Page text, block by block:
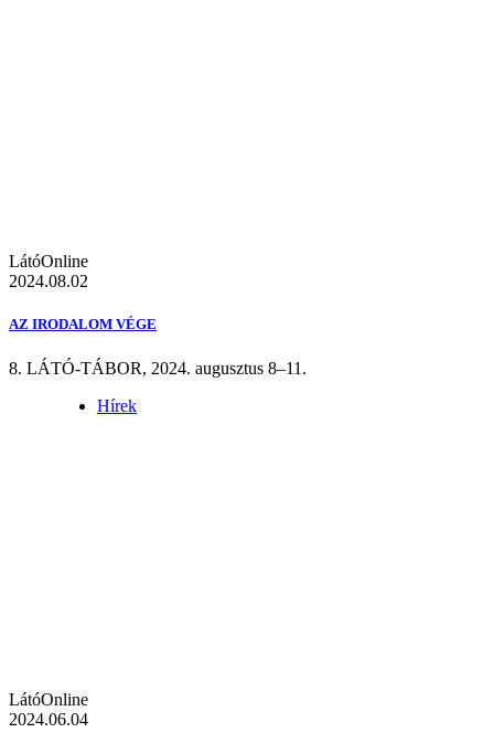
LátóOnline
2024.08.02
AZ IRODALOM VÉGE
8. LÁTÓ-TÁBOR, 2024. augusztus 8–11.
Hírek
LátóOnline
2024.06.04